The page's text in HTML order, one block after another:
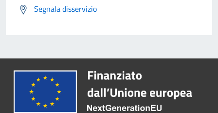
Segnala disservizio